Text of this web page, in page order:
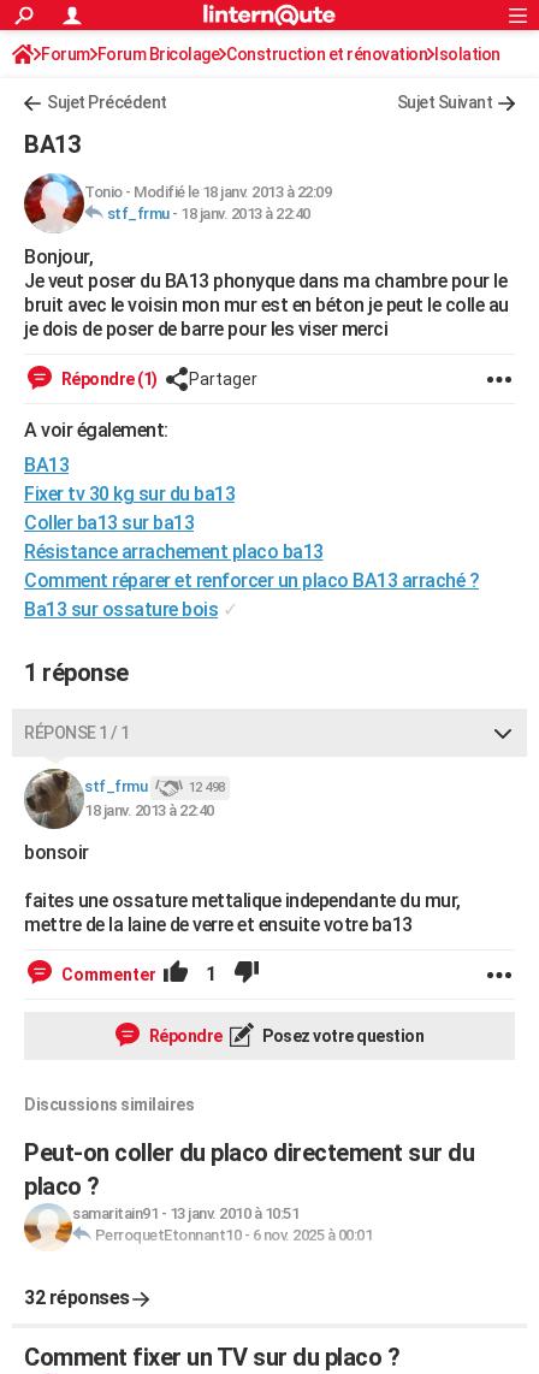
ACTUALITÉS
Politique
Société
Faits Divers
Education
Monde
Villes
+
FINANCE
Retraite
Impôts
Epargne
Immobilier
Risques naturels par ville
Banque
Assurance
Crédit
AUTO
Essais
Réserver un essai
Citadines
Berlines
SUV
Forum auto
+HIGH-TECH
Mobiles
Meilleur smartphone
Internet
Ordinateurs
Jeux vidéo
Guide high-tech
+BRICOLAGE
Forum
Aménagement intérieur
Extérieur
Cuisine
Salle de bains
Jardinage
Rangement
WEEK-END
LIFESTYLE
Art de vivre
Bien-être
Loisirs
Mode
Modes de vie
SANTE
Alimentation
Guide de la santé
Maladies
Médicaments
Sommeil
VOYAGE
Destinations
City break
Voyage nature
Voyage de noces
Forum
Climat
+PHOTO
GUIDES D'ACHAT
BONS PLANS
Dictionnaire
Biographies
Citations
Expressions
Proverbes
PROGRAMME TV
COPAINS D'AVANT
S'inscrire
Se connecter
Lycées
Collèges
Primaires
Universités
Entreprises
Service militaire
Avis de recherche
AVIS DE DÉCÈS
FORUM
Rechercher
S'inscrire
Connexion
Forum Forum Bricolage Construction et rénovation Isolation
Sujet Précédent Sujet Suivant
BA13
Tonio- Modifié le 18 janv. 2013 à 22:09
stf_frmu- 18 janv. 2013 à 22:40
Bonjour,
Je veut poser du BA13 phonyque dans ma chambre pour le
bruit avec le voisin mon mur est en béton je peut le colle au
je dois de poser de barre pour les viser merci
Répondre (1) Partager
A voir également:
BA13
Fixer tv 30 kg sur du ba13
Coller ba13 sur ba13
Résistance arrachement placo ba13
Comment réparer et renforcer un placo BA13 arraché ?
Ba13 sur ossature bois ✓
1 réponse
RÉPONSE 1 / 1
stf_frmu 12 498
18 janv. 2013 à 22:40
bonsoir
faites une ossature mettalique independante du mur,
mettre de la laine de verre et ensuite votre ba13
Commenter 1
Répondre Posez votre question
Discussions similaires
Peut-on coller du placo directement sur du
placo ?
samaritain91 - 13 janv. 2010 à 10:51
PerroquetEtonnant10- 6 nov. 2025 à 00:01
32 réponses
Comment fixer un TV sur du placo ?